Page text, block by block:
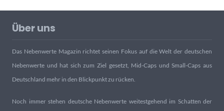
Über uns
Das Nebenwerte Magazin richtet seinen Fokus auf die Welt der deutschen
Nebenwerte und hat sich zum Ziel gesetzt, Mid-Caps und Small-Caps aus
Deutschland mehr in den Blickpunkt zu rücken.
Noch immer stehen deutsche Nebenwerte weitestgehend im Schatten der